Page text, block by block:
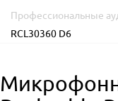
Профессиональные
RCL30360 D6